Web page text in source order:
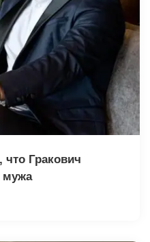
что Гракович
мужа